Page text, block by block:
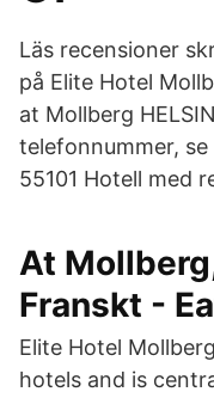
Läs recensioner
på Elite Hotel
at Mollberg
telefonnummer,
55101 Hotell med
At
Franskt -
Elite Hotel
hotels and is